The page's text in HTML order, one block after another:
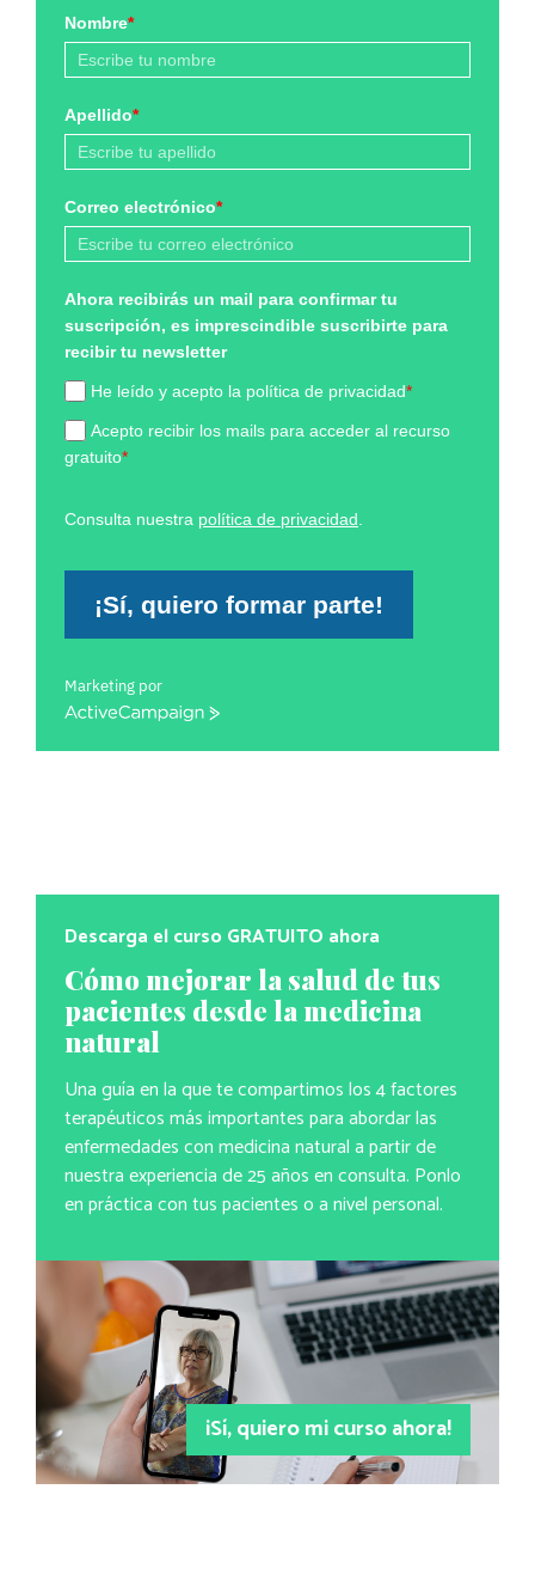
Nombre*
Apellido*
Correo electrónico*
Ahora recibirás un mail para confirmar tu
suscripción, es imprescindible suscribirte para
recibir tu newsletter
He leído y acepto la política de privacidad*
Acepto recibir los mails para acceder al recurso
gratuito*
Consulta nuestra política de privacidad
¡Sí, quiero formar parte!
Marketing por
ActiveCampaign
Descarga el curso GRATUITO ahora
Cómo mejorar la salud de tus
pacientes desde la medicina
natural
Una guía en la que te compartimos los 4 factores
terapéuticos más importantes para abordar las
enfermedades con medicina natural a partir de
nuestra experiencia de 25 años en consulta. Ponlo
en práctica con tus pacientes o a nivel personal.
¡Sí, quiero mi curso ahora!